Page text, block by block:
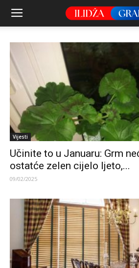
Vijesti
Učinite to u Januaru: Grm
ostatće zelen cijelo ljeto,...
09/02/2025